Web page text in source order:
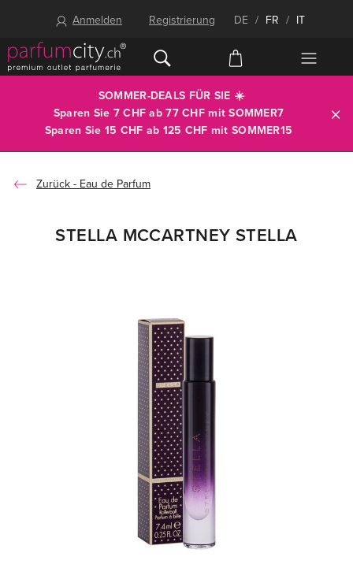
Anmelden Registrierung DE / FR / IT
SOMMER-DEALS FÜR SIE ☀️
Sparen Sie 7 CHF ab 77 CHF mitSOMMER7
Sparen Sie 15 CHF ab 125 CHF mit SOMMER15
Eau de Parfum
STELLA MCCARTNEY STELLA